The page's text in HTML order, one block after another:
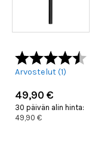
Arvostelut (1)
49,90 €
30 päivän alin hinta:
49,90 €